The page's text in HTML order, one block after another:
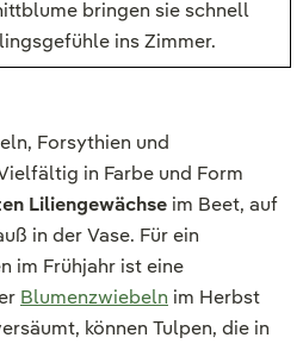
bringen sie schnell
ins Zimmer.
Forsythien und
in Farbe und Form
Liliengewächse im Beet, auf
in der Vase. Für ein
im Frühjahr ist eine
Blumenzwiebeln im Herbst
können Tulpen, die in